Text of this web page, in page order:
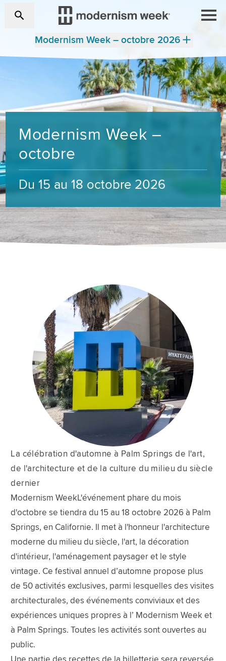
Modernism Week – octobre 2026
Modernism Week –
octobre
Du 15 au 18 octobre 2026
La célébration d'automne à Palm Springs de l'art,
de l'architecture et de la culture du milieu du siècle
dernier
Modernism WeekL'événement phare du mois
d'octobre se tiendra du 15 au 18 octobre 2026 à Palm
Springs, en Californie. Il met à l'honneur l'architecture
moderne du milieu du siècle, l'art, la décoration
d'intérieur, l'aménagement paysager et le style
vintage. Ce festival annuel d’automne propose plus
de 50 activités exclusives, parmi lesquelles des visites
architecturales, des événements conviviaux et des
expériences uniques propres à l’ Modernism Week et
à Palm Springs. Toutes les activités sont ouvertes au
public.